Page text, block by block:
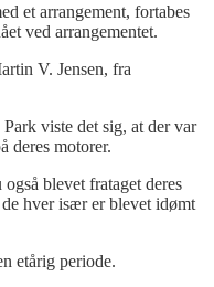
et arrangement, fortabes
ved arrangementet.
V. Jensen, fra
viste det sig, at der var
deres motorer.
blevet frataget deres
hver især er blevet idømt
etårig periode.